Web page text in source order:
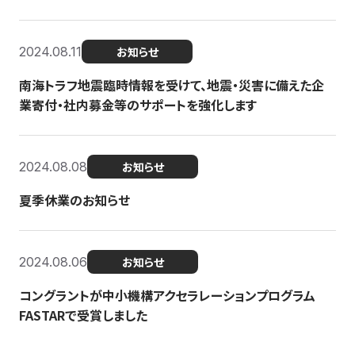
2024.08.11 お知らせ
南海トラフ地震臨時情報を受けて、地震・災害に備えた企
業寄付・社内募金等のサポートを強化します
2024.08.08 お知らせ
夏季休業のお知らせ
2024.08.06 お知らせ
コングラントが中小機構アクセラレーションプログラム
FASTARで受賞しました